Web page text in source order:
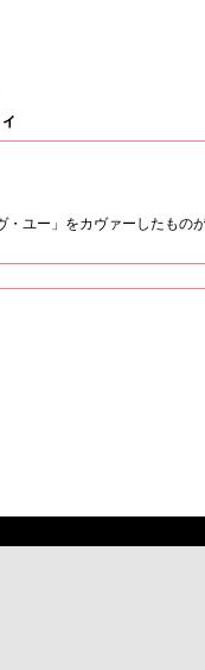
ユー」をカヴァーしたもの